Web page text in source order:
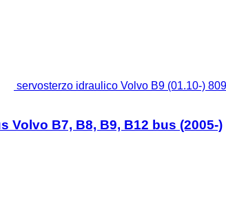
servosterzo idraulico Volvo B9 (01.10-)
Volvo B7, B8, B9, B12 bus (2005-)